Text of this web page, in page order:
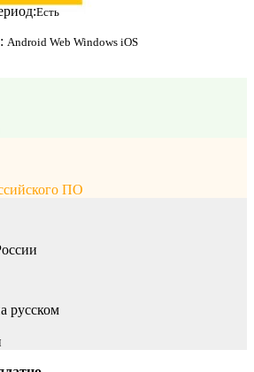
Есть
Android Web Windows iOS
ПО
русском